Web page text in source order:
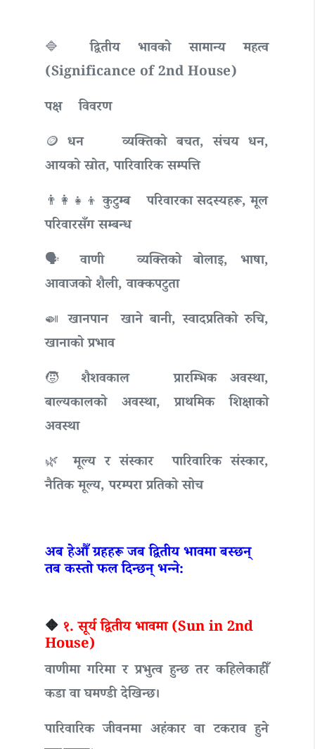
🔷 द्वितीय भावको सामान्य महत्व
(Significance of 2nd House)
पक्ष
विवरण
🪙 धन
व्यक्तिको बचत, संचय धन,
आयको स्रोत, पारिवारिक सम्पत्ति
👨‍👩‍👧‍👦 कुटुम्ब
परिवारका सदस्यहरू, मूल
परिवारसँग सम्बन्ध
🗣 वाणी
व्यक्तिको बोलाइ, भाषा,
आवाजको शैली, वाक्कपटुता
🍛 खानपान खाने बानी, स्वादप्रतिको रुचि,
खानाको प्रभाव
🧒 शैशवकाल
प्रारम्भिक अवस्था,
बाल्यकालको अवस्था, प्राथमिक शिक्षाको
अवस्था
🌿 मूल्य र संस्कार
पारिवारिक संस्कार,
नैतिक मूल्य, परम्परा प्रतिको सोच
अब हेऔँ ग्रहहरू जब द्वितीय भावमा बस्छन्
तब कस्तो फल दिन्छन् भन्ने:
🔶 १. सूर्य द्वितीय भावमा (Sun in 2nd
House)
वाणीमा गरिमा र प्रभुत्व हुन्छ तर कहिलेकाहीँ
कडा वा घमण्डी देखिन्छ।
पारिवारिक जीवनमा अहंकार वा टकराव हुने